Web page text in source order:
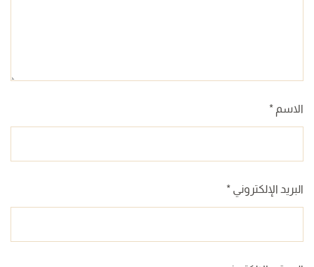
الاسم *
البريد الإلكتروني *